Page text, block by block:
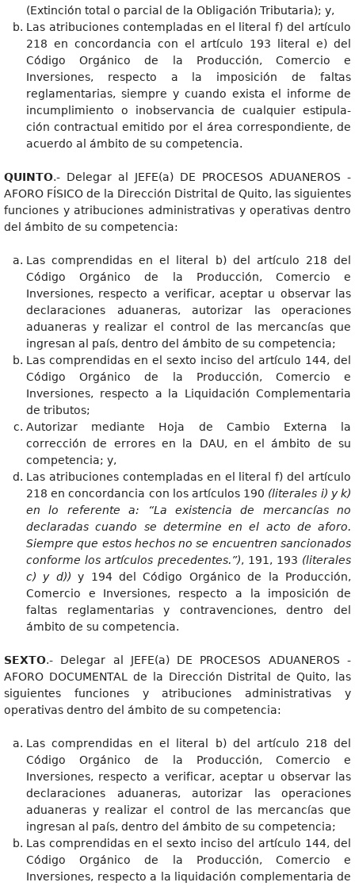
(Extinción total o parcial de la Obligación Tributaria); y,
Las atribuciones contempladas en el literal f) del artículo
218 en concordancia con el artículo 193 literal e) del
Código Orgánico de la Producción, Comercio e
Inversiones, respecto a la imposición de faltas
reglamentarias, siempre y cuando exista el informe de
incumplimiento o inobservancia de cualquier estipula-
ción contractual emitido por el área correspondiente, de
acuerdo al ámbito de su competencia.
QUINTO.- Delegar al JEFE(a) DE PROCESOS ADUANEROS -
AFORO FÍSICO de la Dirección Distrital de Quito, las siguientes
funciones y atribuciones administrativas y operativas dentro
del ámbito de su competencia:
Las comprendidas en el literal b) del artículo 218 del
Código Orgánico de la Producción, Comercio e
Inversiones, respecto a verificar, aceptar u observar las
declaraciones aduaneras, autorizar las operaciones
aduaneras y realizar el control de las mercancías que
ingresan al país, dentro del ámbito de su competencia;
Las comprendidas en el sexto inciso del artículo 144, del
Código Orgánico de la Producción, Comercio e
Inversiones, respecto a la Liquidación Complementaria
de tributos;
Autorizar mediante Hoja de Cambio Externa la
corrección de errores en la DAU, en el ámbito de su
competencia; y,
Las atribuciones contempladas en el literal f) del artículo
218 en concordancia con los artículos 190 (literales i) y k)
en lo referente a: “La existencia de mercancías no
declaradas cuando se determine en el acto de aforo.
Siempre que estos hechos no se encuentren sancionados
conforme los artículos precedentes.”), 191, 193 (literales
c) y d))y 194 del Código Orgánico de la Producción,
Comercio e Inversiones, respecto a la imposición de
faltas reglamentarias y contravenciones, dentro del
ámbito de su competencia.
SEXTO.- Delegar al JEFE(a) DE PROCESOS ADUANEROS -
AFORO DOCUMENTAL de la Dirección Distrital de Quito, las
siguientes funciones y atribuciones administrativas y
operativas dentro del ámbito de su competencia:
Las comprendidas en el literal b) del artículo 218 del
Código Orgánico de la Producción, Comercio e
Inversiones, respecto a verificar, aceptar u observar las
declaraciones aduaneras, autorizar las operaciones
aduaneras y realizar el control de las mercancías que
ingresan al país, dentro del ámbito de su competencia;
Las comprendidas en el sexto inciso del artículo 144, del
Código Orgánico de la Producción, Comercio e
Inversiones, respecto a la liquidación complementaria de